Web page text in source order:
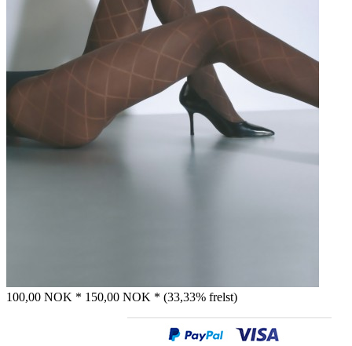
100,00 NOK * 150,00 NOK * (33,33% frelst)